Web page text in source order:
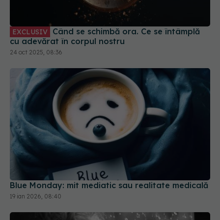
cu adevărat în corpul nostru
24 oct 2025, 08:36
Blue Monday: mit mediatic sau realitate medicală
19 ian 2026, 08:40